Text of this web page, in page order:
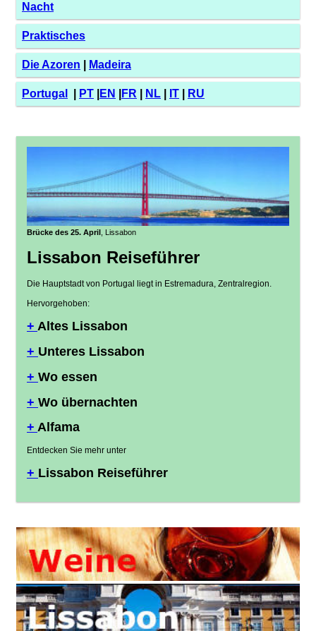
Nacht
Praktisches
Die Azoren Madeira
Portugal PT EN FR NL IT RU
Brücke des 25. April , Lissabon
Lissabon Reiseführer
Die Hauptstadt von Portugal liegt in Estremadura, Zentralregion.
Hervorgehoben:
+ Altes Lissabon
+ Unteres Lissabon
+ Wo essen
+ Wo übernachten
+ Alfama
Entdecken Sie mehr unter
+ Lissabon Reiseführer